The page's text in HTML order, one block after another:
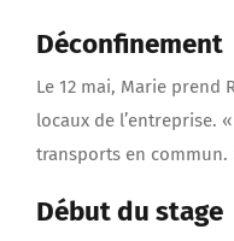
Déconfinement
Le 12 mai, Marie prend
locaux de l’entreprise.
transports en commun.
Début du stage